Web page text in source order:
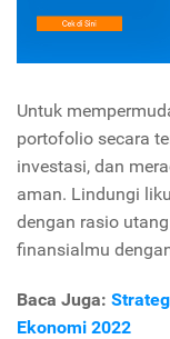
Untuk
portofolio secara
investasi, dan
aman. Lindungi
dengan rasio
finansialmu
Baca Juga:
Ekonomi 2022